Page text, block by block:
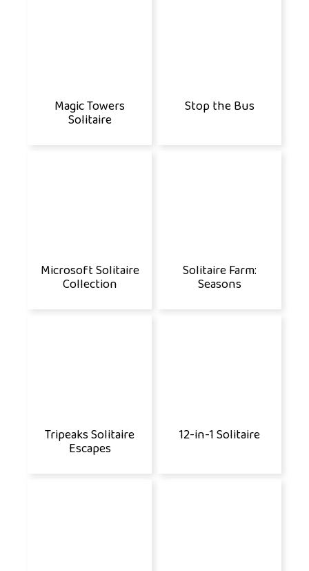
Tripeaks Solitaire
Escapes
12-in-1 Solitaire
Magic Towers
Solitaire
Stop the Bus
Microsoft Solitaire
Collection
Solitaire Farm:
Seasons